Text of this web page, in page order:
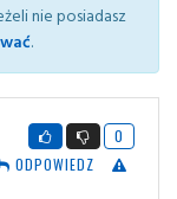
nie posiadasz
.
0
ODPOWIEDZ